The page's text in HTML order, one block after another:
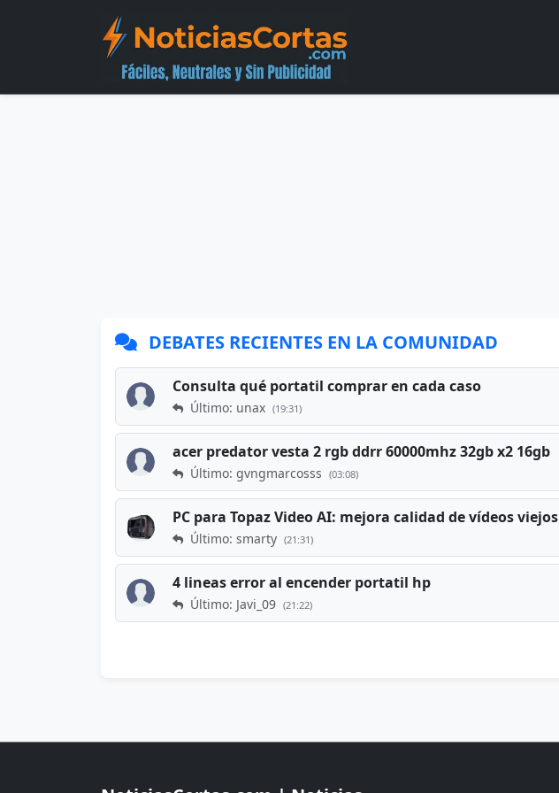
DEBATES RECIENTES EN LA COMUNIDAD
Consulta qué portatil comprar en cada caso
Último: unax (19:31)
acer predator vesta 2 rgb ddrr 60000mhz 32gb x2 16gb
Último: gvngmarcosss (03:08)
PC para Topaz Video AI: mejora calidad de vídeos viejos
Último: smarty (21:31)
4 lineas error al encender portatil hp
Último: Javi_09 (21:22)